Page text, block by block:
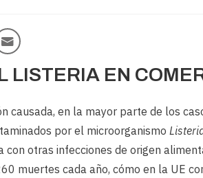
LISTERIA EN
causada, en la mayor parte de los
por el microorganismo
con otras infecciones de origen
muertes cada año, cómo en la UE